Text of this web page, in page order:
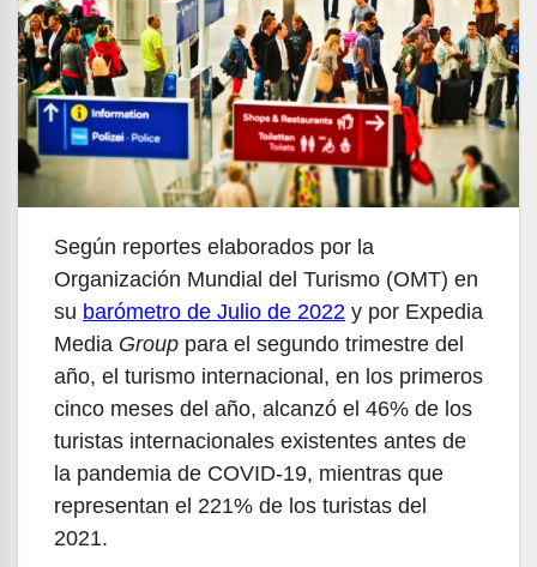
Según reportes elaborados por la
Organización Mundial del Turismo (OMT) en
su barómetro de Julio de 2022 y por Expedia
Media Group para el segundo trimestre del
año, el turismo internacional, en los primeros
cinco meses del año, alcanzó el 46% de los
turistas internacionales existentes antes de
la pandemia de COVID-19, mientras que
representan el 221% de los turistas del
2021.